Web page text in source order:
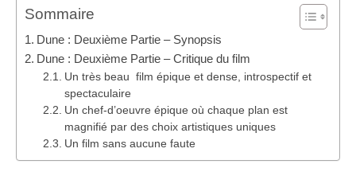
Sommaire
Dune : Deuxième Partie – Synopsis
Dune : Deuxième Partie – Critique du film
Un très beau film épique et dense, introspectif et
spectaculaire
Un chef-d’oeuvre épique où chaque plan est
magnifié par des choix artistiques uniques
Un film sans aucune faute